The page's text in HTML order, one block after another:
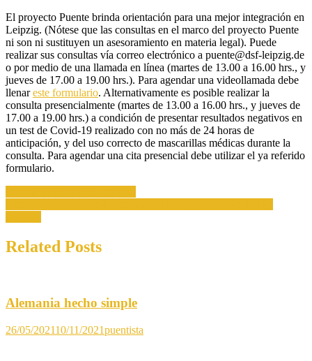
Puente
permanece
abierta
El proyecto Puente brinda orientación para una mejor integración en
Leipzig. (Nótese que las consultas en el marco del proyecto Puente
ni son ni sustituyen un asesoramiento en materia legal). Puede
realizar sus consultas vía correo electrónico a puente@dsf-leipzig.de
o por medio de una llamada en línea (martes de 13.00 a 16.00 hrs., y
jueves de 17.00 a 19.00 hrs.). Para agendar una videollamada debe
llenareste formulario. Alternativamente es posible realizar la
consulta presencialmente (martes de 13.00 a 16.00 hrs., y jueves de
17.00 a 19.00 hrs.) a condición de presentar resultados negativos en
un test de Covid-19 realizado con no más de 24 horas de
anticipación, y del uso correcto de mascarillas médicas durante la
consulta. Para agendar una cita presencial debe utilizar el ya referido
formulario.
Navegación
de
Related Posts
Alemania hecho simple
26/05/202110/11/2021puentista